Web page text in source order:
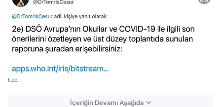
t.co
İçeriğin Devamı Aşağıda